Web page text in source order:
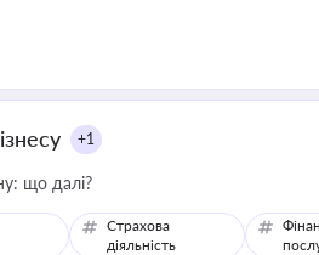
+1
що далі?
Страхова
діяльність